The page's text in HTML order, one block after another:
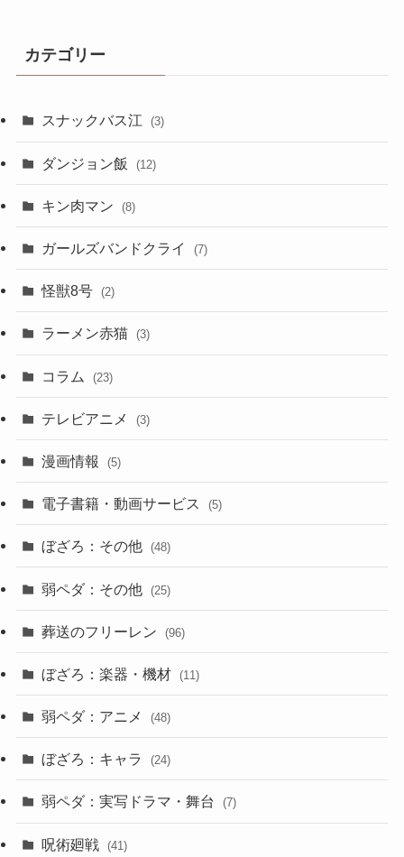
カテゴリー
スナックバス江 (3)
ダンジョン飯 (12)
キン肉マン (8)
ガールズバンドクライ (7)
怪獣8号 (2)
ラーメン赤猫 (3)
コラム (23)
テレビアニメ (3)
漫画情報 (5)
電子書籍・動画サービス (5)
ぼざろ：その他 (48)
弱ペダ：その他 (25)
葬送のフリーレン (96)
ぼざろ：楽器・機材 (11)
弱ペダ：アニメ (48)
ぼざろ：キャラ (24)
弱ペダ：実写ドラマ・舞台 (7)
呪術廻戦 (41)